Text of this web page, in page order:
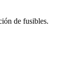
de fusibles.